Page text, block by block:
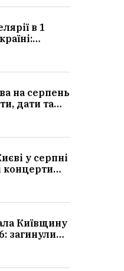
в 1
для
на серпень
дати та
у серпні
концерти
та
Київщину
загинули
них